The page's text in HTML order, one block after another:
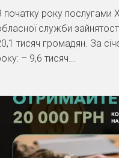
початку року послугами
служби
тисяч громадян. За
– 9,6 тисяч...